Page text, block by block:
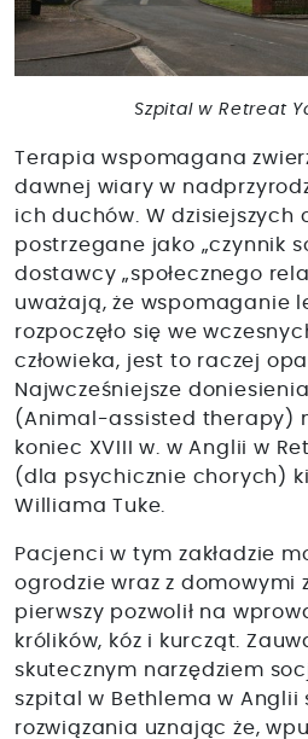
Szpital w Retreat
Terapia wspomagana
dawnej wiary w
ich duchów. W dzisiejszych
postrzegane jako „czynnik
dostawcy „społecznego
uważają, że wspomaganie
rozpoczęło się we
człowieka, jest to raczej
Najwcześniejsze
(Animal-assisted therapy)
koniec XVIII w. w Anglii w
(dla psychicznie chorych)
Williama Tuke.
Pacjenci w tym zakładzie
ogrodzie wraz z domowymi
pierwszy pozwolił na
królików, kóz i kurcząt.
skutecznym narzędziem
szpital w Bethlema w Anglii
rozwiązania uznając że,